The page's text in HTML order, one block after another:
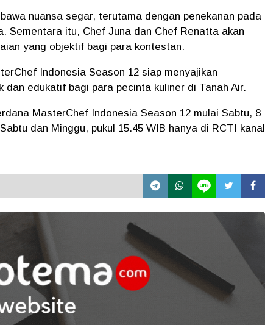
nuansa segar, terutama dengan penekanan pada
Sementara itu, Chef Juna dan Chef Renatta akan
yang objektif bagi para kontestan.
Indonesia Season 12 siap menyajikan
dan edukatif bagi para pecinta kuliner di Tanah Air.
MasterChef Indonesia Season 12 mulai Sabtu, 8
dan Minggu, pukul 15.45 WIB hanya di RCTI kanal